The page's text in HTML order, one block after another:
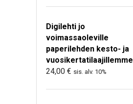
Digilehti jo
voimassaoleville
paperilehden kesto- ja
vuosikertatilaajillemme
24,00 € sis. alv. 10%